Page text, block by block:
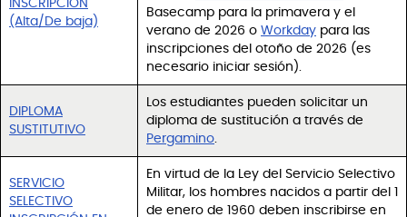
INSCRIPCIÓN
(Alta/De baja)
Basecamp para la primavera y el
verano de 2026 o Workday para las
inscripciones del otoño de 2026 (es
necesario iniciar sesión).
DIPLOMA
SUSTITUTIVO
Los estudiantes pueden solicitar un
diploma de sustitución a través de
Pergamino
SERVICIO
SELECTIVO
En virtud de la Ley del Servicio Selectivo
Militar, los hombres nacidos a partir del 1
de enero de 1960 deben inscribirse en